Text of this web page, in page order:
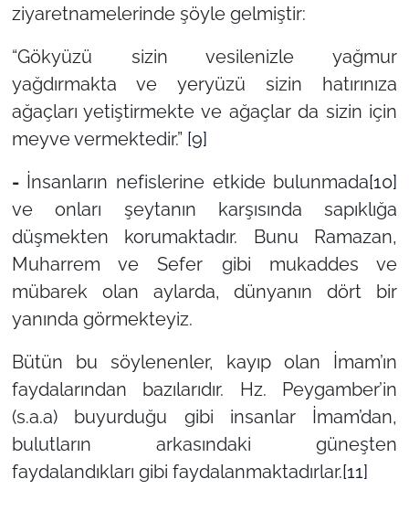
ziyaretnamelerinde şöyle gelmiştir:
“Gökyüzü sizin vesilenizle yağmur
yağdırmakta ve yeryüzü sizin hatırınıza
ağaçları yetiştirmekte ve ağaçlar da sizin için
meyve vermektedir.” [9]
- İnsanların nefislerine etkide bulunmada[10]
ve onları şeytanın karşısında sapıklığa
düşmekten korumaktadır. Bunu Ramazan,
Muharrem ve Sefer gibi mukaddes ve
mübarek olan aylarda, dünyanın dört bir
yanında görmekteyiz.
Bütün bu söylenenler, kayıp olan İmam’ın
faydalarından bazılarıdır. Hz. Peygamber’in
(s.a.a) buyurduğu gibi insanlar İmam’dan,
bulutların arkasındaki güneşten
faydalandıkları gibi faydalanmaktadırlar.[11]